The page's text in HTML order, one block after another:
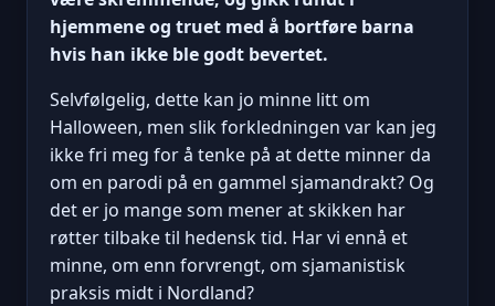
hjemmene og truet med å bortføre barna
hvis han ikke ble godt bevertet.
Selvfølgelig, dette kan jo minne litt om
Halloween, men slik forkledningen var kan jeg
ikke fri meg for å tenke på at dette minner da
om en parodi på en gammel sjamandrakt? Og
det er jo mange som mener at skikken har
røtter tilbake til hedensk tid. Har vi ennå et
minne, om enn forvrengt, om sjamanistisk
praksis midt i Nordland?